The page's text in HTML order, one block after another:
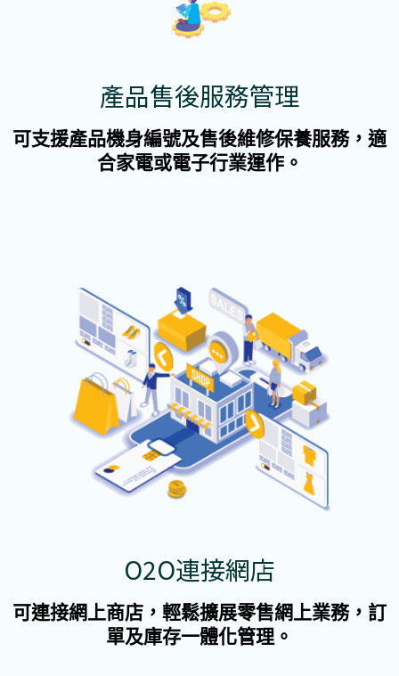
產品售後服務管理
可支援產品機身編號及售後維修保養服務，適
合家電或電子行業運作。
O2O連接網店
可連接網上商店，輕鬆擴展零售網上業務，訂
單及庫存一體化管理。